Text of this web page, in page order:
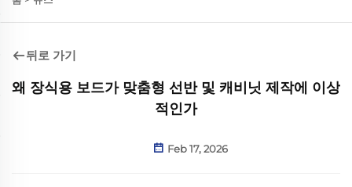
뒤로 가기
왜 장식용 보드가 맞춤형 선반 및 캐비닛 제작에 이상
적인가
Feb 17, 2026